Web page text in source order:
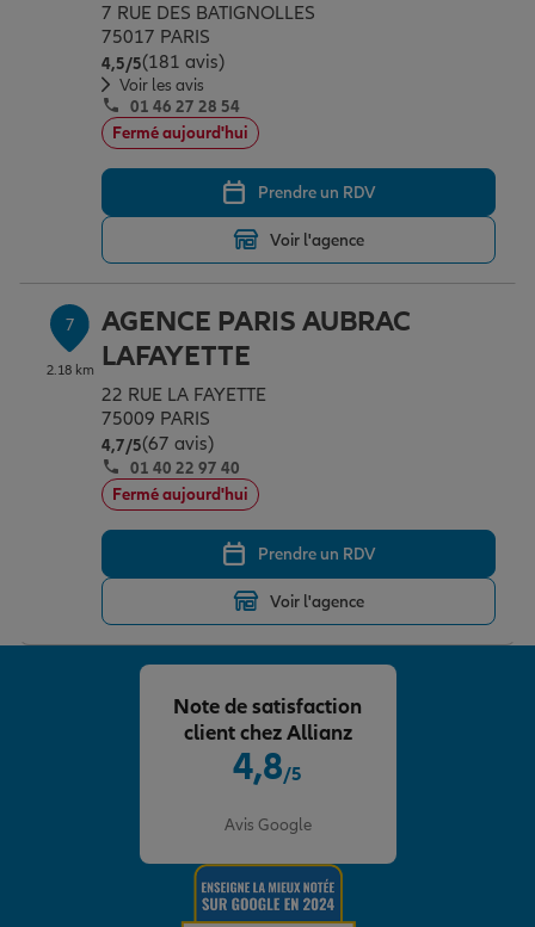
7 RUE DES BATIGNOLLES
75017 PARIS
4,5/5Note de 4.5 sur 5
(181 avis)
Voir les avis
01 46 27 28 54
Fermé aujourd'hui
Prendre un RDV
Voir l'agence
7
2.18 km
AGENCE PARIS AUBRAC
LAFAYETTE
22 RUE LA FAYETTE
75009 PARIS
4,7/5Note de 4.7 sur 5
(67 avis)
01 40 22 97 40
Fermé aujourd'hui
Prendre un RDV
Voir l'agence
4,8/5
Avis Google
Note de satisfaction
client chez Allianz